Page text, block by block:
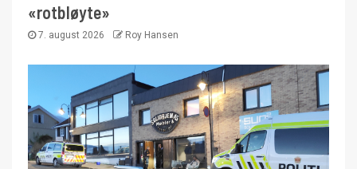
«rotbløyte»
7. august 2026 Roy Hansen